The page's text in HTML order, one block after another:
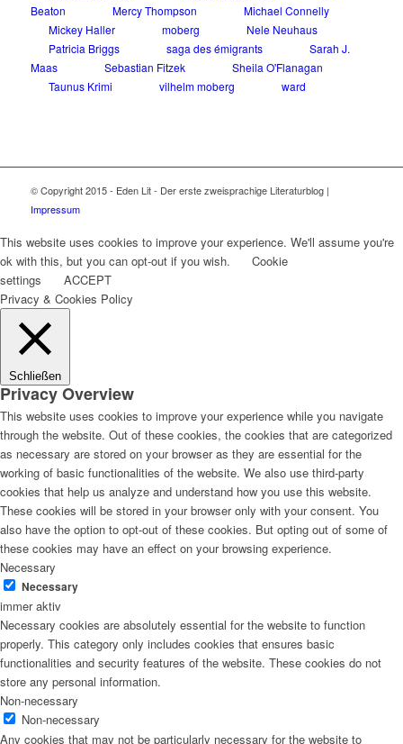
Beaton
Mercy Thompson
Michael Connelly
Mickey Haller
moberg
Nele Neuhaus
Patricia Briggs
saga des émigrants
Sarah J.
Maas
Sebastian Fitzek
Sheila O'Flanagan
Taunus Krimi
vilhelm moberg ward
© Copyright 2015 - Eden Lit - Der erste zweisprachige Literaturblog |
Impressum
This website uses cookies to improve your experience. We'll assume you're
ok with this, but you can opt-out if you wish.
Cookie
settings
ACCEPT
Privacy & Cookies Policy
Schließen
Privacy Overview
This website uses cookies to improve your experience while you navigate
through the website. Out of these cookies, the cookies that are categorized
as necessary are stored on your browser as they are essential for the
working of basic functionalities of the website. We also use third-party
cookies that help us analyze and understand how you use this website.
These cookies will be stored in your browser only with your consent. You
also have the option to opt-out of these cookies. But opting out of some of
these cookies may have an effect on your browsing experience.
Necessary
Necessary
immer aktiv
Necessary cookies are absolutely essential for the website to function
properly. This category only includes cookies that ensures basic
functionalities and security features of the website. These cookies do not
store any personal information.
Non-necessary
Non-necessary
Any cookies that may not be particularly necessary for the website to